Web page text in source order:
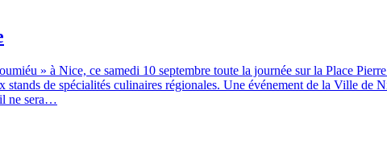
» à Nice, ce samedi 10 septembre toute la journée sur la Place
de spécialités culinaires régionales. Une événement de la Ville de
ne sera…